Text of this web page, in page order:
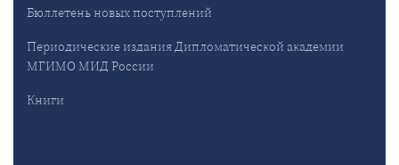
Бюллетень новых поступлений
Периодические издания Дипломатической академии
МГИМО МИД России
Книги